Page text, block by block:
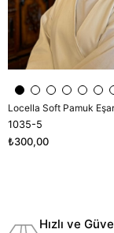
Locella Soft Pamuk
1035-5
₺300,00
Hızlı ve